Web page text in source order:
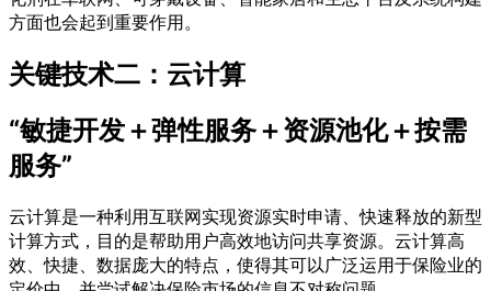
方面也会起到重要作用。
关键技术二：云计算
“敏捷开发＋弹性服务＋资源池化＋按需
服务”
云计算是一种利用互联网实现资源实时申请、快速释放的新型
计算方式，目的是帮助用户高效地访问共享资源。云计算高
效、快捷、数据庞大的特点，使得其可以广泛运用于保险业的